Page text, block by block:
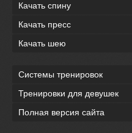
Качать спину
Качать пресс
Качать шею
Системы тренировок
Тренировки для девушек
Полная версия сайта